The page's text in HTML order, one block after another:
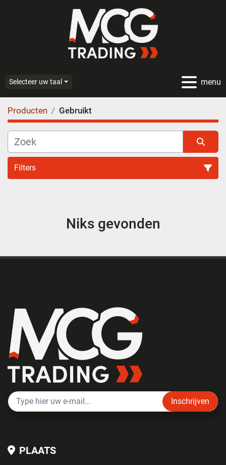
menu
Selecteer uw taal
Producten Gebruikt
Filters
Sorteren op
Niks gevonden
Inschrijven
PLAATS